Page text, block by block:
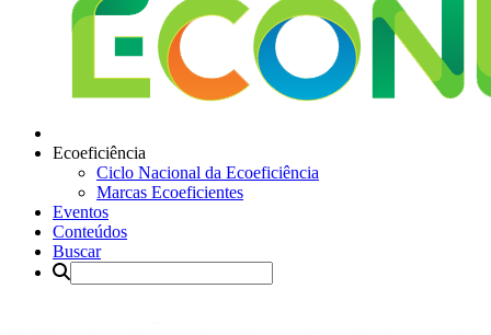
Ecoeficiência
Ciclo Nacional da Ecoeficiência
Marcas Ecoeficientes
Eventos
Conteúdos
Buscar